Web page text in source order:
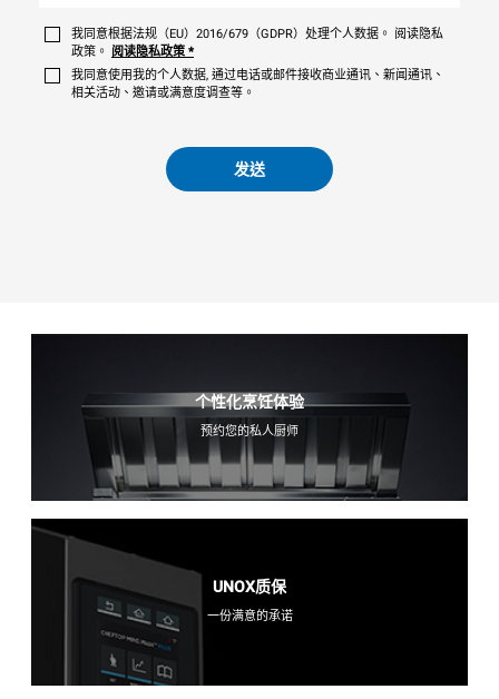
我同意根据法规（EU）2016/679（GDPR）处理个人数据。 阅读隐私
政策。 阅读隐私政策 *
我同意使用我的个人数据, 通过电话或邮件接收商业通讯、新闻通讯、
相关活动、邀请或满意度调查等。
发送
个性化烹饪体验
预约您的私人厨师
UNOX质保
一份满意的承诺